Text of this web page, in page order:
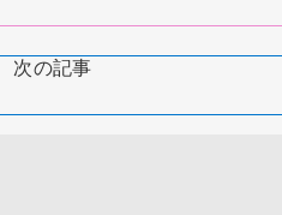
次の記事